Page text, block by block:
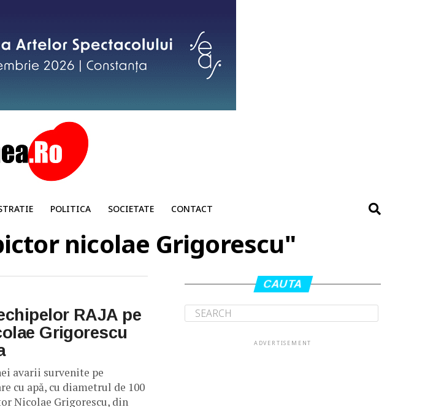
POLITICA SOCIETATE CONTACT
nicolae Grigorescu"
RAJA pe
Grigorescu
avarii survenite pe
cu apă, cu diametrul de 100
Nicolae Grigorescu, din
CAUTA
ADVERTISEMENT